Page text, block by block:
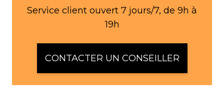
Service client ouvert 7 jours/7, de 9h à
19h
CONTACTER UN CONSEILLER